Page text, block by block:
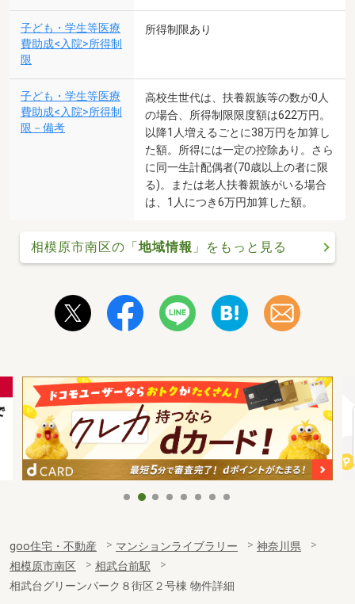
子ども・学生等医療
費助成<入院>所得制
限
所得制限あり
子ども・学生等医療
費助成<入院>所得制
限－備考
高校生世代は、扶養親族等の数が0人
の場合、所得制限限度額は622万円。
以降1人増えるごとに38万円を加算し
た額。所得には一定の控除あり。さら
に同一生計配偶者(70歳以上の者に限
る)。または老人扶養親族がいる場合
は、1人につき6万円加算した額。
相模原市南区の「地域情報 」をもっと見る
goo住宅・不動産 マンションライブラリー
神奈川県
相模原市南区
相武台前駅
相武台グリーンパーク８街区２号棟 物件詳細